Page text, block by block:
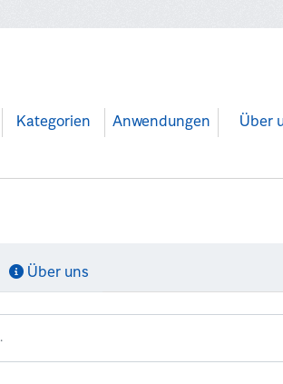
Kategorien Anwendungen Über
Über uns